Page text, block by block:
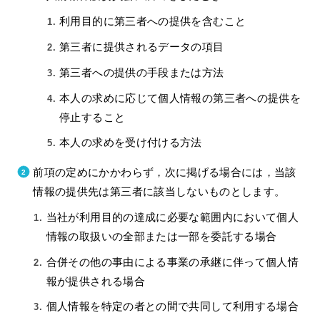
利用目的に第三者への提供を含むこと
第三者に提供されるデータの項目
第三者への提供の手段または方法
本人の求めに応じて個人情報の第三者への提供を
停止すること
本人の求めを受け付ける方法
前項の定めにかかわらず，次に掲げる場合には，当該
情報の提供先は第三者に該当しないものとします。
当社が利用目的の達成に必要な範囲内において個人
情報の取扱いの全部または一部を委託する場合
合併その他の事由による事業の承継に伴って個人情
報が提供される場合
個人情報を特定の者との間で共同して利用する場合